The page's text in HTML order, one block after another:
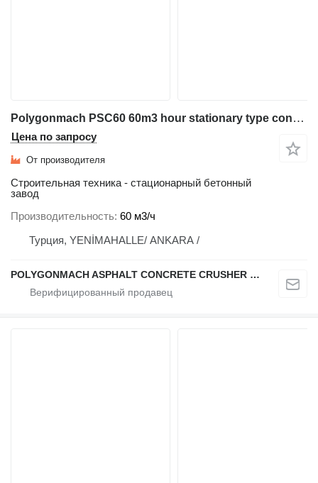
Polygonmach PSC60 60m3 hour stationary type concrete plant
Цена по запросу
От производителя
Строительная техника - стационарный бетонный
завод
Производительность 60 м3/ч
Турция, YENİMAHALLE/ ANKARA /
POLYGONMACH ASPHALT CONCRETE CRUSHER SYSTEMS